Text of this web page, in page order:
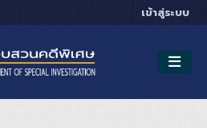
เข้าสู่ระบบ